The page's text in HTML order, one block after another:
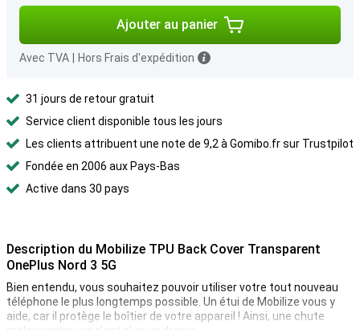
Ajouter au panier
Avec TVA Hors Frais d'expédition
31 jours de retour gratuit
Service client disponible tous les jours
Les clients attribuent une note de 9,2 à Gomibo.fr sur Trustpilot
Fondée en 2006 aux Pays-Bas
Active dans 30 pays
Description du Mobilize TPU Back Cover Transparent
OnePlus Nord 3 5G
Bien entendu, vous souhaitez pouvoir utiliser votre tout nouveau
téléphone le plus longtemps possible. Un étui de Mobilize vous y
aide, car il protège le boîtier de votre appareil ! Ainsi, une chute